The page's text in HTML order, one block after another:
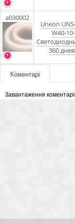
a030002
Uneon
W40-
360
Коментарі
Завантаження